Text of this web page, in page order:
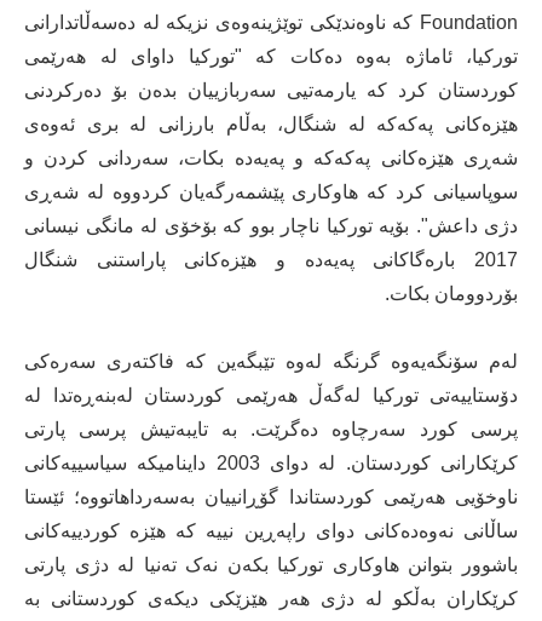
Foundation کە ناوەندێکی توێژینەوەی نزیکە لە دەسەڵاتدارانی
تورکیا، ئاماژە بەوە دەکات کە "تورکیا داوای لە هەرێمی
کوردستان کرد کە یارمەتیی سەربازییان بدەن بۆ دەرکردنی
هێزەکانی پەکەکە لە شنگال، بەڵام بارزانی لە بری ئەوەی
شەڕی هێزەکانی پەکەکە و پەیەدە بکات، سەردانی کردن و
سوپاسیانی کرد کە هاوکاری پێشمەرگەیان کردووە لە شەڕی
دژی داعش". بۆیە تورکیا ناچار بوو کە بۆخۆی لە مانگی نیسانی
2017 بارەگاکانی پەیەدە و هێزەکانی پاراستنی شنگال
بۆردوومان بکات.
لەم سۆنگەیەوە گرنگە لەوە تێبگەین کە فاکتەری سەرەکی
دۆستاییەتی تورکیا لەگەڵ هەرێمی کوردستان لەبنەڕەتدا لە
پرسی کورد سەرچاوە دەگرێت. بە تایبەتیش پرسی پارتی
کرێکارانی کوردستان. لە دوای 2003 داینامیکە سیاسییەکانی
ناوخۆیی هەرێمی کوردستاندا گۆڕانییان بەسەرداهاتووە؛ ئێستا
ساڵانی نەوەدەکانی دوای راپەڕین نییە کە هێزە کوردییەکانی
باشوور بتوانن هاوکاری تورکیا بکەن نەک تەنیا لە دژی پارتی
کرێکاران بەڵکو لە دژی هەر هێزێکی دیکەی کوردستانی بە